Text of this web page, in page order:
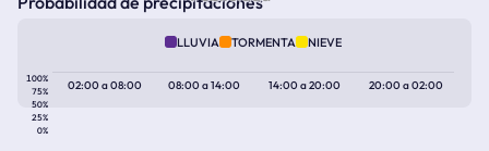
LLUVIA TORMENTA NIEVE
100%
75%
50%
25%
0%
02:00a08:00 08:00a14:00 14:00a20:00 20:00a02:00